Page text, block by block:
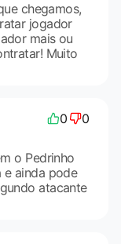
chegamos,
jogador
mais ou
Muito
0 0
o Pedrinho
ainda pode
atacante